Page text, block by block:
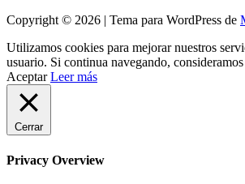
Copyright © 2026 | Tema para WordPress de
Utilizamos cookies para mejorar nuestros
usuario. Si continua navegando,
Aceptar Leer más
Cerrar
Privacy Overview